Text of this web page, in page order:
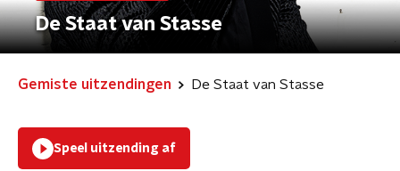
De Staat van Stasse
Gemiste uitzendingen De Staat van Stasse
Speel uitzending af